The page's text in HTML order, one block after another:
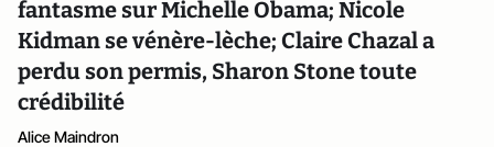
fantasme sur Michelle Obama; Nicole
Kidman se vénère-lèche; Claire Chazal a
perdu son permis, Sharon Stone toute
crédibilité
Alice Maindron